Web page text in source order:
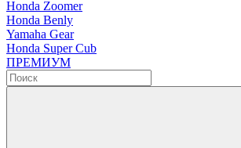
Honda Zoomer
Honda Benly
Yamaha Gear
Honda Super Cub
ПРЕМИУМ